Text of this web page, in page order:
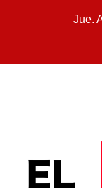
Jue.